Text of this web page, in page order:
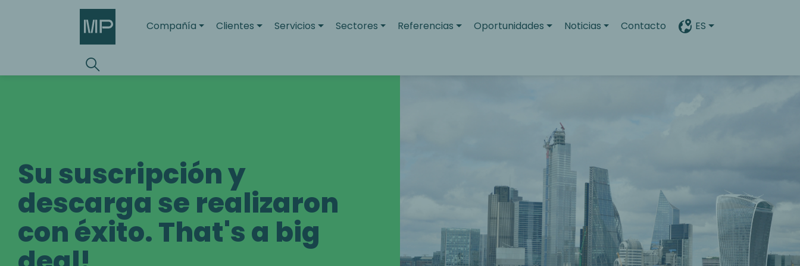
Compañía Clientes Servicios Sectores Referencias Oportunidades Noticias Contacto ES
Search
Su suscripción y
descarga se realizaron
con éxito. That's a big